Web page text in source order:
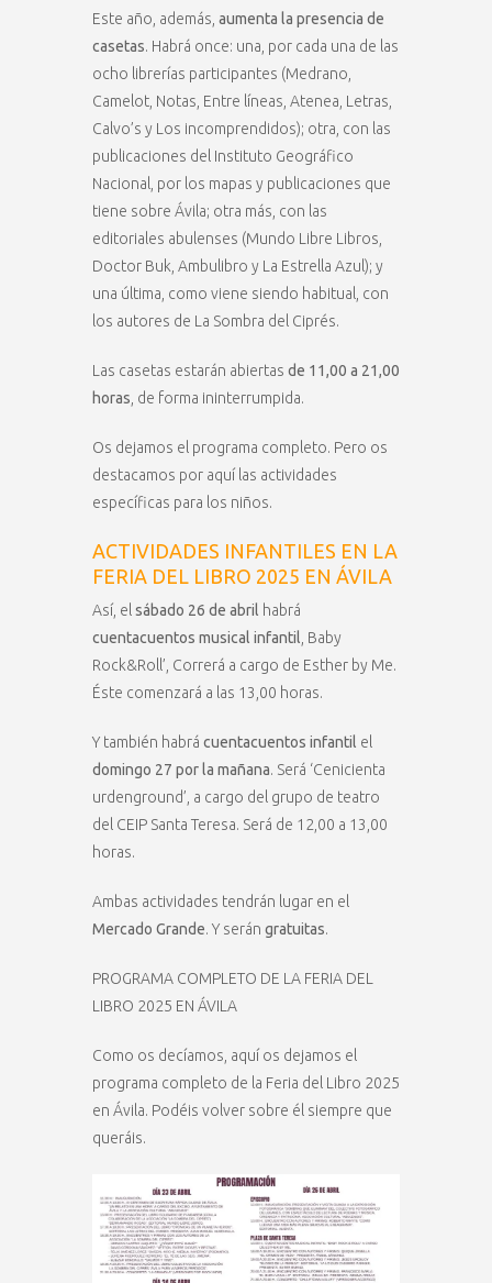
Este año, además, aumenta la presencia de
casetas. Habrá once: una, por cada una de las
ocho librerías participantes (Medrano,
Camelot, Notas, Entre líneas, Atenea, Letras,
Calvo’s y Los incomprendidos); otra, con las
publicaciones del Instituto Geográfico
Nacional, por los mapas y publicaciones que
tiene sobre Ávila; otra más, con las
editoriales abulenses (Mundo Libre Libros,
Doctor Buk, Ambulibro y La Estrella Azul); y
una última, como viene siendo habitual, con
los autores de La Sombra del Ciprés.
Las casetas estarán abiertas de 11,00 a 21,00
horas , de forma ininterrumpida.
Os dejamos el programa completo. Pero os
destacamos por aquí las actividades
específicas para los niños.
ACTIVIDADES INFANTILES EN LA
FERIA DEL LIBRO 2025 EN ÁVILA
Así, el sábado 26 de abril habrá
cuentacuentos musical infantil , Baby
Rock&Roll’, Correrá a cargo de Esther by Me.
Éste comenzará a las 13,00 horas.
Y también habrá cuentacuentos infantil el
domingo 27 por la mañana. Será ‘Cenicienta
urdenground’, a cargo del grupo de teatro
del CEIP Santa Teresa. Será de 12,00 a 13,00
horas.
Ambas actividades tendrán lugar en el
Mercado Grande. Y serán gratuitas.
PROGRAMA COMPLETO DE LA FERIA DEL
LIBRO 2025 EN ÁVILA
Como os decíamos, aquí os dejamos el
programa completo de la Feria del Libro 2025
en Ávila. Podéis volver sobre él siempre que
queráis.